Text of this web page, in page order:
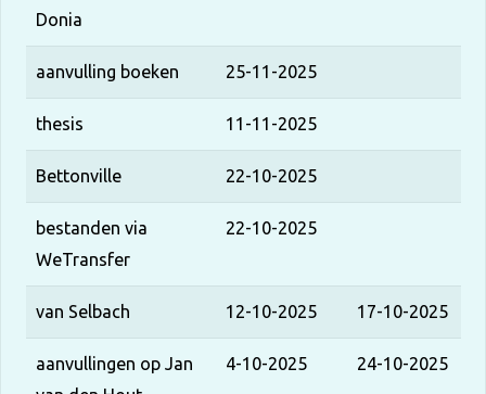
Donia
aanvulling boeken 25-11-2025
thesis 11-11-2025
Bettonville 22-10-2025
bestanden via
WeTransfer
22-10-2025
van Selbach 12-10-2025 17-10-2025
aanvullingen op Jan
4-10-2025 24-10-2025